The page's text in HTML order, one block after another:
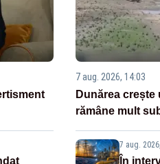
7 aug. 2026, 14:03
Dunărea crește
rămâne mult
7 aug.
În